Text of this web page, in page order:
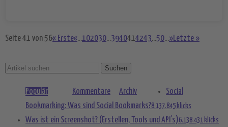
Seite 41 von 56« Erste«...102030...3940414243...50...»Letzte »
Populär Kommentare Archiv
Social
Bookmarking: Was sind Social Bookmarks?8.137.845 klicks
Was ist ein Screenshot? (Erstellen, Tools und API’s)6.138.431 klicks